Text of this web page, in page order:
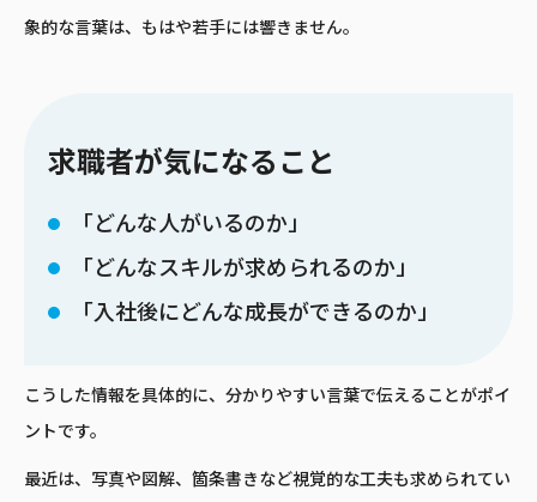
象的な言葉は、もはや若手には響きません。
求職者が気になること
「どんな人がいるのか」
「どんなスキルが求められるのか」
「入社後にどんな成長ができるのか」
こうした情報を具体的に、分かりやすい言葉で伝えることがポイ
ントです。
最近は、写真や図解、箇条書きなど視覚的な工夫も求められてい